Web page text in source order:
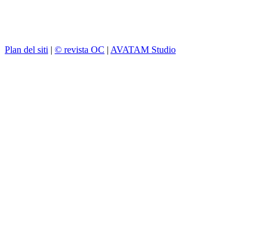
Plan del siti | © revista OC | AVATAM Studio